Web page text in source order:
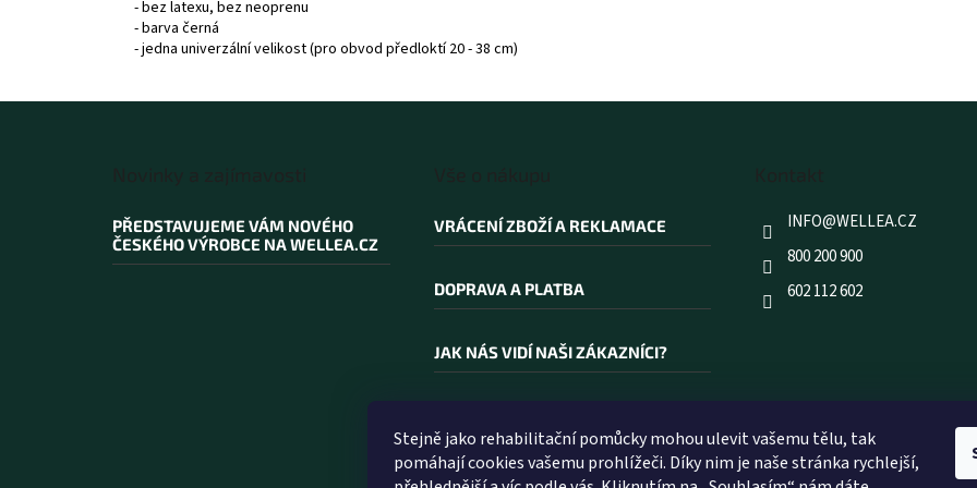
Stejně jako rehabilitační pomůcky mohou ulevit vašemu tělu, tak
pomáhají cookies vašemu prohlížeči. Díky nim je naše stránka rychlejší,
- bez latexu, bez neoprenu
- barva černá
- jedna univerzální velikost (pro obvod předloktí 20 - 38 cm)
PŘEDSTAVUJEME VÁM NOVÉHO
ČESKÉHO VÝROBCE NA WELLEA.CZ
VRÁCENÍ ZBOŽÍ A REKLAMACE
DOPRAVA A PLATBA
JAK NÁS VIDÍ NAŠI ZÁKAZNÍCI?
SLOVNÍK POJMŮ
INFO@WELLEA.CZ
800 200 900
602 112 602